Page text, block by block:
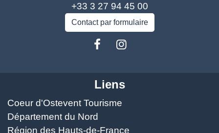
+33 3 27 94 45 00
Contact par formulaire
Liens
Coeur d'Ostevent Tourisme
Département du Nord
Région des Hauts-de-France